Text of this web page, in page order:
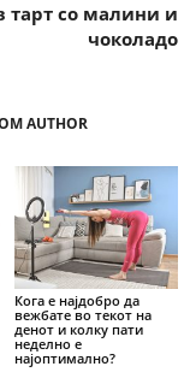
тарт со малини и
чоколадо
AUTHOR
Кога е најдобро да
вежбате во текот на
денот и колку пати
неделно е
најоптимално?